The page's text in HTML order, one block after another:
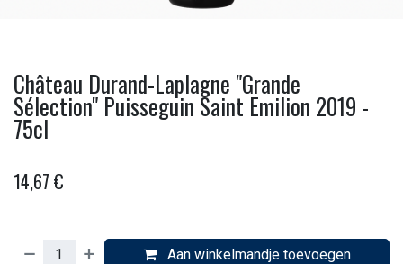
Château Durand-Laplagne "Grande
Sélection" Puisseguin Saint Emilion 2019 -
75cl
14,67 €
Aan winkelmandje toevoegen